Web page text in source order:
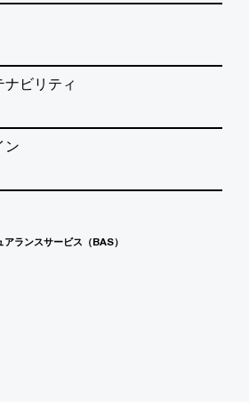
ナビリティ
ン
ランスサービス（BAS）